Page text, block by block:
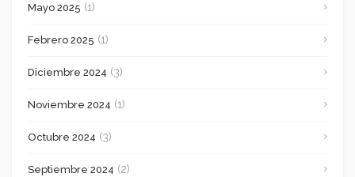
Mayo 2025 (1)
Febrero 2025 (1)
Diciembre 2024 (3)
Noviembre 2024 (1)
Octubre 2024 (3)
Septiembre 2024 (2)